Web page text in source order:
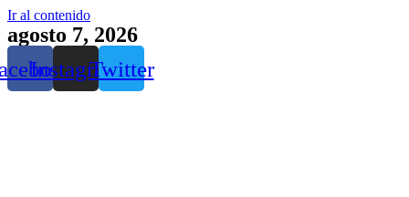
Ir al contenido
agosto 7, 2026
InstagramTwitter